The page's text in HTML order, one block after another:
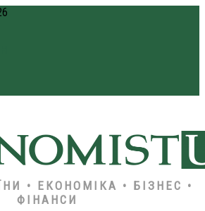
• ЕКОНОМІКА • БІЗНЕС •
ФІНАНСИ